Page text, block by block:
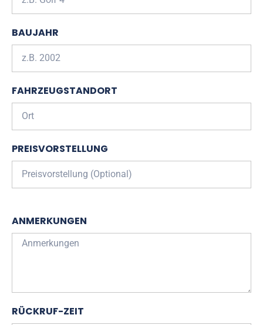
BAUJAHR
FAHRZEUGSTANDORT
PREISVORSTELLUNG
ANMERKUNGEN
RÜCKRUF-ZEIT